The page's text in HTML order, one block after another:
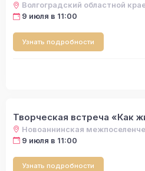
Волгоградский областной
9 июля в 11:00
Узнать подробности
Творческая встреча «Как
Новоаннинская
9 июля в 11:00
Узнать подробности